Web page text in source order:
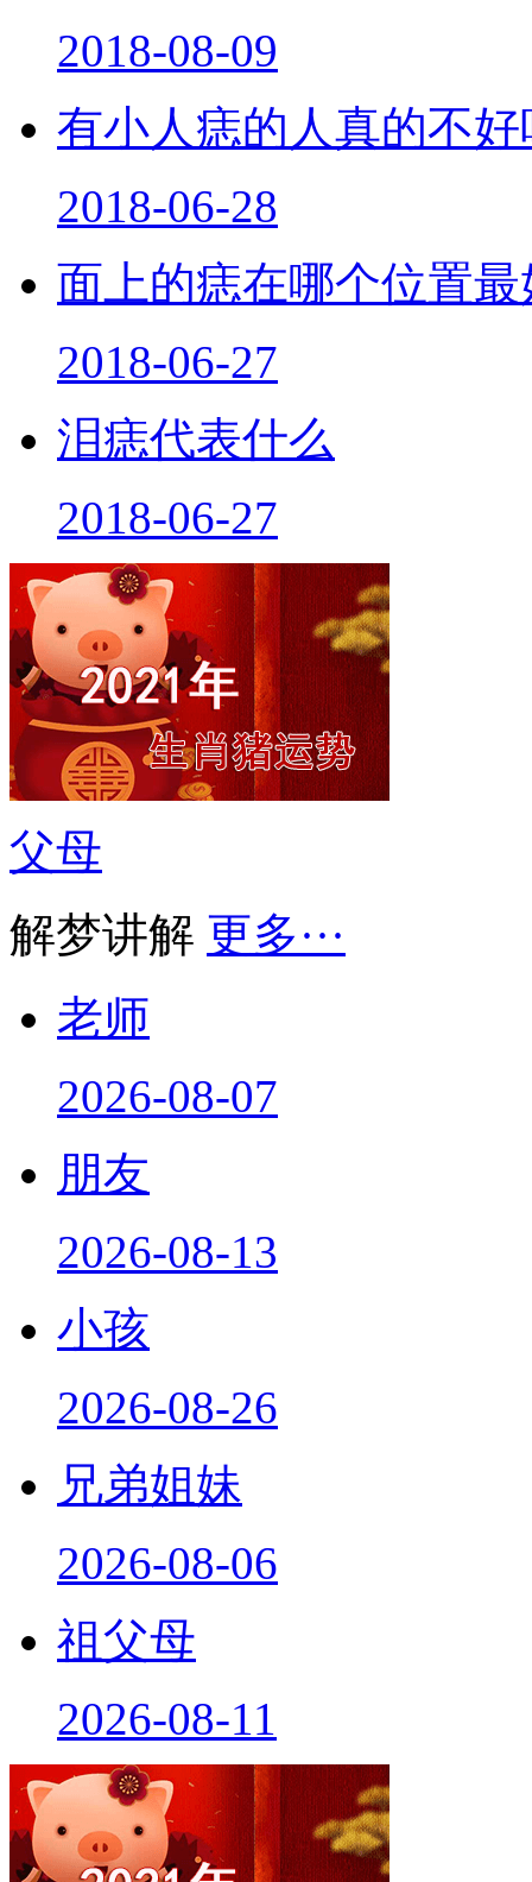
2018-08-09
有小人痣的人真的不好
2018-06-28
面上的痣在哪个位置最
2018-06-27
泪痣代表什么
2018-06-27
父母
解梦讲解 更多···
老师
2026-08-07
朋友
2026-08-13
小孩
2026-08-26
兄弟姐妹
2026-08-06
祖父母
2026-08-11